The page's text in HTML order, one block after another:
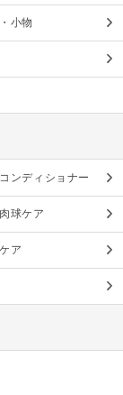
小物
ンディショナー
球ケア
ア